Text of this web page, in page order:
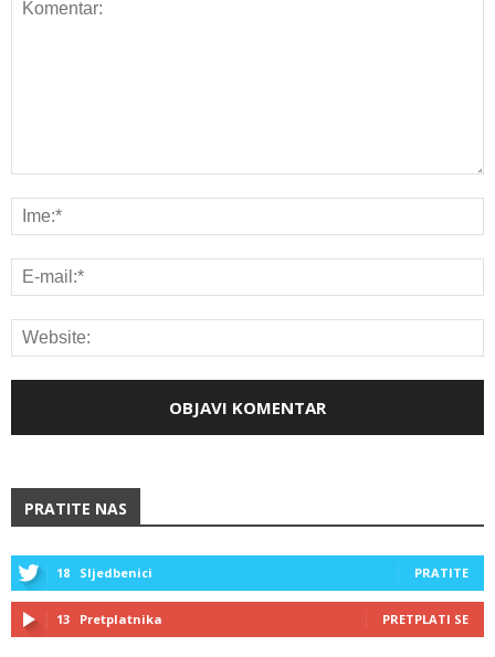
PRATITE NAS
18 Sljedbenici PRATITE
13 Pretplatnika PRETPLATI SE